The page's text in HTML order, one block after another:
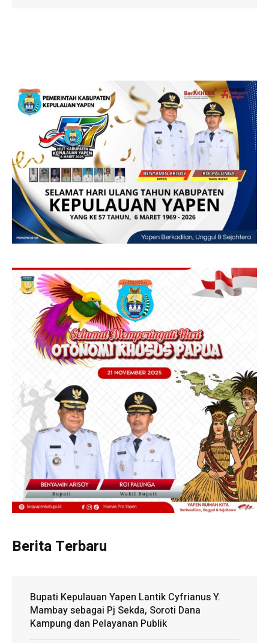
Berita Terbaru
Bupati Kepulauan Yapen Lantik Cyfrianus Y.
Mambay sebagai Pj Sekda, Soroti Dana
Kampung dan Pelayanan Publik